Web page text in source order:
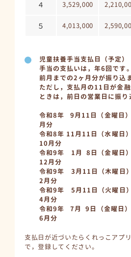
４ 3,529,000
５ 4,013,000
児童扶養手当支払日（予定）
手当の支払いは，年6回です
前月までの2ヶ月分が振り込
ただし，支払月の11日が金
ときは，前日の営業日に振り
令和8年 9月11日（金曜日
月分
令和8年 11月11日（水曜日
10月分
令和9年 1月 8日（金曜日
12月分
令和9年 3月11日（木曜日
2月分
令和9年 5月11日（火曜日
4月分
令和9年 7月 9日（金曜日
6月分
支払日が近づいたらくれっこアプ
で，登録してください。